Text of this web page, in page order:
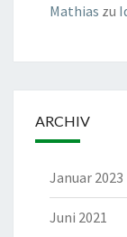
Mathias zu
ARCHIV
Januar 2023
Juni 2021